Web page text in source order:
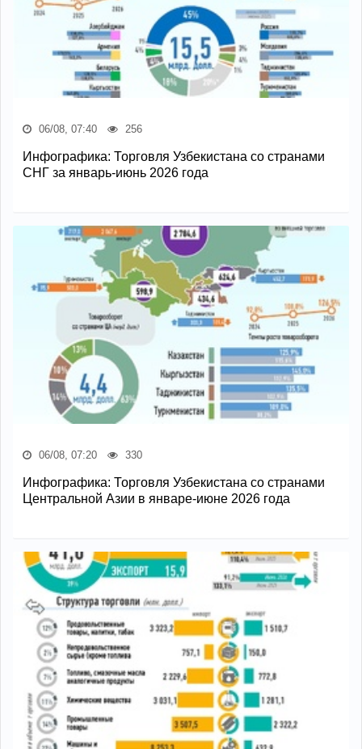
06/08, 07:40 256
Инфографика: Торговля Узбекистана со странами
СНГ за январь-июнь 2026 года
06/08, 07:20 330
Инфографика: Торговля Узбекистана со странами
Центральной Азии в январе-июне 2026 года